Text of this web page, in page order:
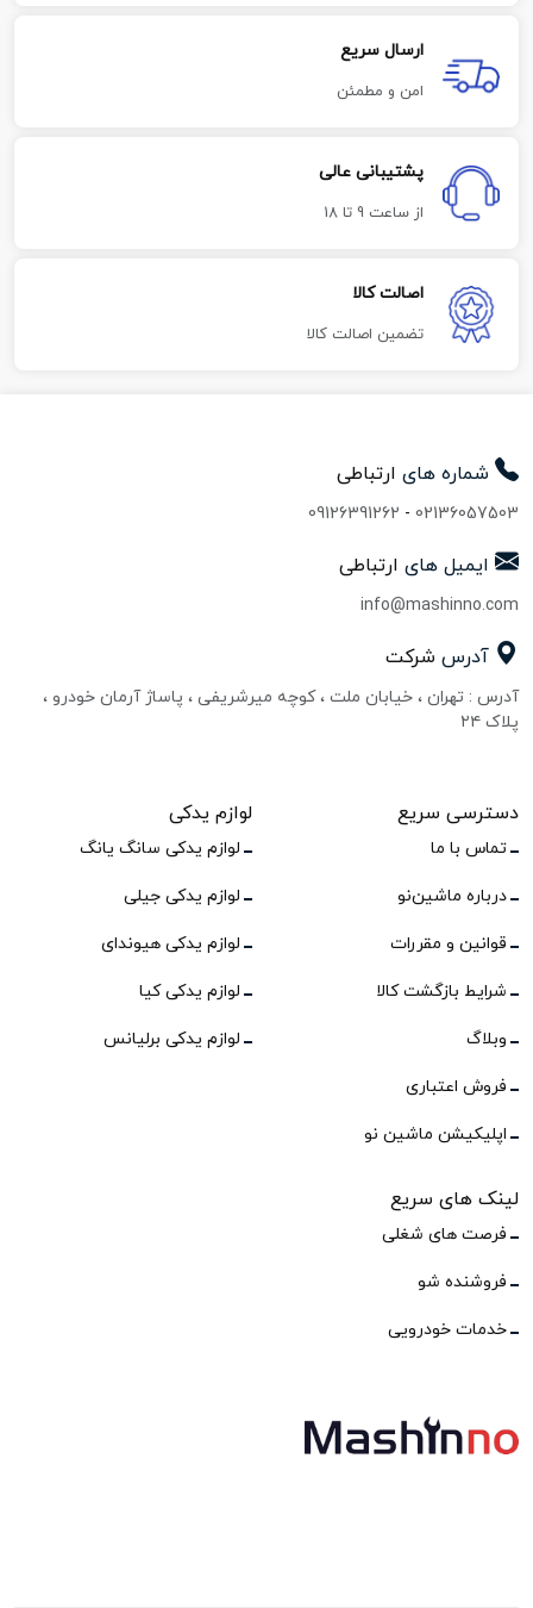
ارسال سریع
امن و مطمئن
پشتیبانی عالی
از ساعت 9 تا 18
اصالت کالا
تضمین اصالت کالا
شماره های ارتباطی
02136057503
-
09126391262
ایمیل های ارتباطی
info@mashinno.com
آدرس شرکت
آدرس : تهران ، خیابان ملت ، کوچه میرشریفی ، پاساژ آرمان خودرو ،
پلاک ۲۴
دسترسی سریع
تماس با ما
درباره ماشین‌نو
قوانین و مقررات
شرایط بازگشت کالا
وبلاگ
فروش اعتباری
اپلیکیشن ماشین نو
لوازم یدکی
لوازم یدکی سانگ یانگ
لوازم یدکی جیلی
لوازم یدکی هیوندای
لوازم یدکی کیا
لوازم یدکی برلیانس
لینک های سریع
فرصت های شغلی
فروشنده شو
خدمات خودرویی